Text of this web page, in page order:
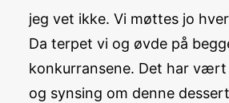
jeg vet ikke. Vi møttes jo
Da terpet vi og øvde på
konkurransene. Det har
og synsing om denne